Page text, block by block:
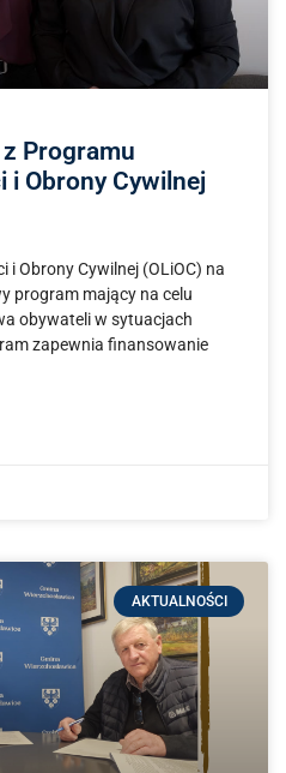
Programu
i Obrony Cywilnej
i Obrony Cywilnej (OLiOC) na
program mający na celu
obywateli w sytuacjach
zapewnia finansowanie
AKTUALNOŚCI